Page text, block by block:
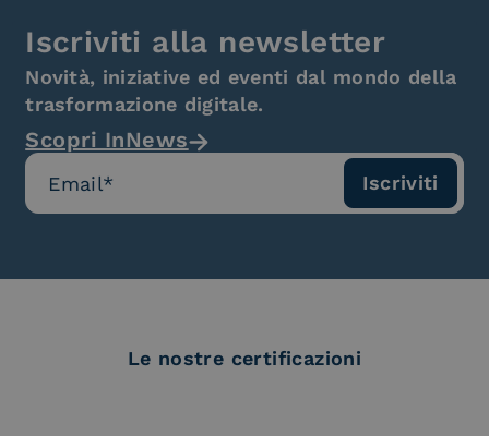
Iscriviti alla newsletter
Novità, iniziative ed eventi dal mondo della
trasformazione digitale.
Scopri InNews
Le nostre certificazioni